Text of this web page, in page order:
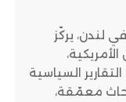
يركّز
السياسية
معمّقة،